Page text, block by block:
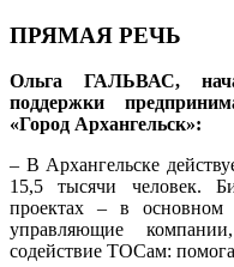
ПРЯМАЯ РЕЧЬ
Ольга ГАЛЬВАС,
поддержки
«Город Архангельск»:
– В Архангельске
15,5 тысячи человек.
проектах – в основном
управляющие
содействие ТОСам: